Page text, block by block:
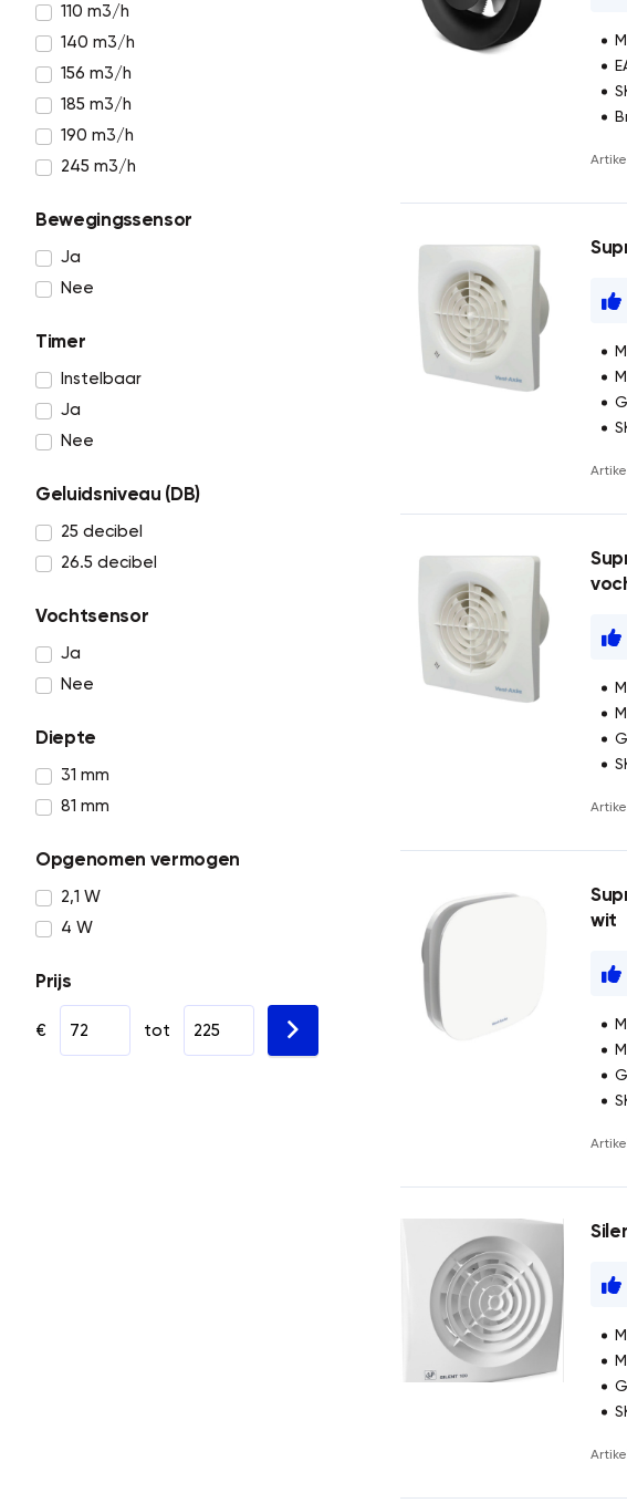
110 m3/h
140 m3/h
156 m3/h
185 m3/h
190 m3/h
245 m3/h
Bewegingssensor
Ja
Nee
Timer
Instelbaar
Ja
Nee
Geluidsniveau (DB)
25 decibel
26.5 decibel
Vochtsensor
Ja
Nee
Diepte
31 mm
81 mm
Opgenomen vermogen
2,1 W
4 W
Prijs
€ tot
wit